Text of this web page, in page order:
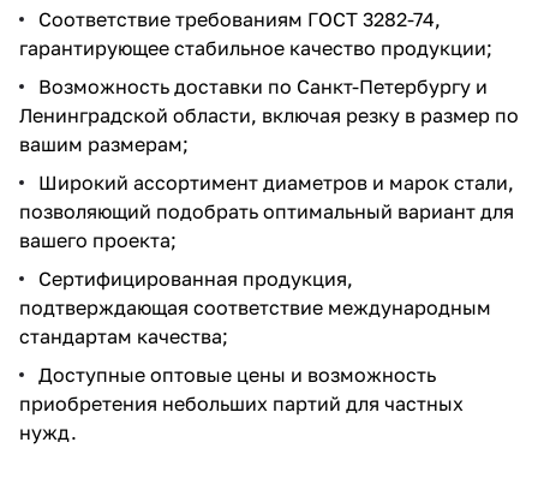
Соответствие требованиям ГОСТ 3282-74,
гарантирующее стабильное качество продукции;
Возможность доставки по Санкт-Петербургу и
Ленинградской области, включая резку в размер по
вашим размерам;
Широкий ассортимент диаметров и марок стали,
позволяющий подобрать оптимальный вариант для
вашего проекта;
Сертифицированная продукция,
подтверждающая соответствие международным
стандартам качества;
Доступные оптовые цены и возможность
приобретения небольших партий для частных
нужд.